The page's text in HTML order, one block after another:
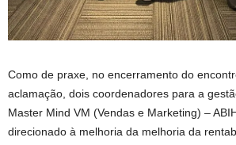
Como de praxe, no encerramento do
aclamação, dois coordenadores para a
Master Mind VM (Vendas e Marketing) –
direcionado à melhoria da melhoria da